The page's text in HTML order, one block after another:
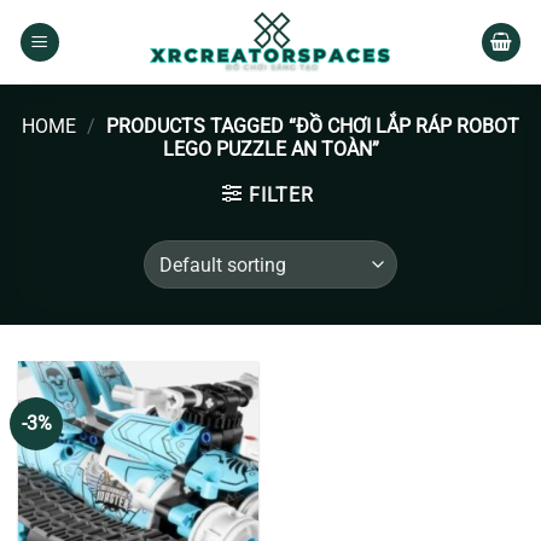
HOME / PRODUCTS TAGGED “ĐỒ CHƠI LẮP RÁP ROBOT
LEGO PUZZLE AN TOÀN”
FILTER
-3%